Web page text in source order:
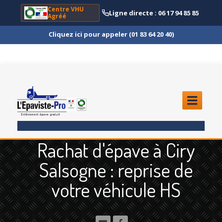
Centre VHU
Agréé
Ligne directe : 06 17 94 85 85
Cliquez ici pour appeler (01 83 64 20 40)
ENLÈVEMENTÉPAVE
Quoi?
Scooteret Moto
Camion
et Poids Lourd
Rachat d'épave à Ciry
Salsogne : reprise de
votre véhicule HS